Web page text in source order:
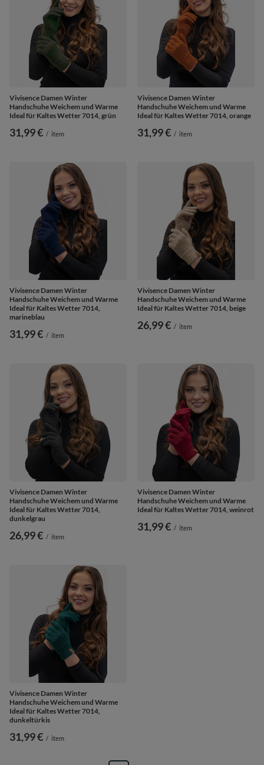
Vivisence Damen Winter
Handschuhe Weichem und Warme
Ideal für Kaltes Wetter 7014, grün
31,99 € / item
Vivisence Damen Winter
Handschuhe Weichem und Warme
Ideal für Kaltes Wetter 7014, orange
31,99 € / item
Vivisence Damen Winter
Handschuhe Weichem und Warme
Ideal für Kaltes Wetter 7014,
marineblau
31,99 € / item
Vivisence Damen Winter
Handschuhe Weichem und Warme
Ideal für Kaltes Wetter 7014, beige
26,99 € / item
Vivisence Damen Winter
Handschuhe Weichem und Warme
Ideal für Kaltes Wetter 7014,
dunkelgrau
26,99 € / item
Vivisence Damen Winter
Handschuhe Weichem und Warme
Ideal für Kaltes Wetter 7014, weinrot
31,99 € / item
Vivisence Damen Winter
Handschuhe Weichem und Warme
Ideal für Kaltes Wetter 7014,
dunkeltürkis
31,99 € / item